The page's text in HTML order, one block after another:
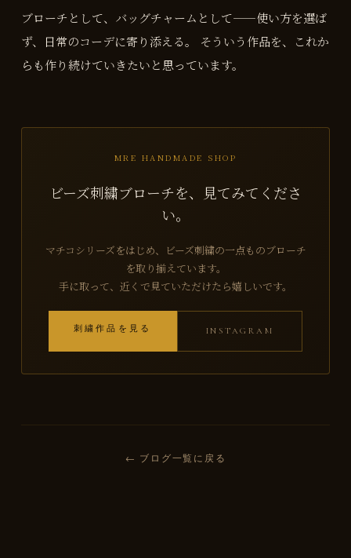
ブローチとして、バッグチャームとして——使い方を選ば
ず、日常のコーデに寄り添える。 そういう作品を、これか
らも作り続けていきたいと思っています。
MRE HANDMADE SHOP
ビーズ刺繍ブローチを、見てみてくださ
い。
マチコシリーズをはじめ、ビーズ刺繍の一点ものブローチ
を取り揃えています。
手に取って、近くで見ていただけたら嬉しいです。
刺繍作品を見る INSTAGRAM
← ブログ一覧に戻る